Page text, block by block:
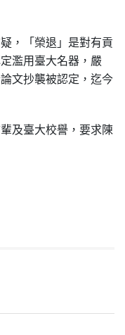
，「榮退」是對有貢
濫用臺大名器，嚴
文抄襲被認定，迄今
及臺大校譽，要求陳